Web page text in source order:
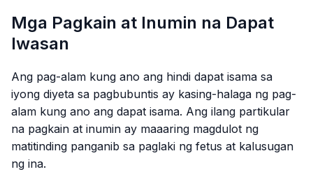
Mga Pagkain at Inumin na Dapat
Iwasan
Ang pag-alam kung ano ang hindi dapat isama sa
iyong diyeta sa pagbubuntis ay kasing-halaga ng pag-
alam kung ano ang dapat isama. Ang ilang partikular
na pagkain at inumin ay maaaring magdulot ng
matitinding panganib sa paglaki ng fetus at kalusugan
ng ina.